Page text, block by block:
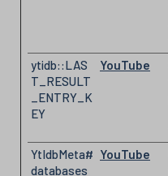
ytidb::LAS
T_RESULT
_ENTRY_K
EY
YouTube
YtIdbMeta#
databases
YouTube